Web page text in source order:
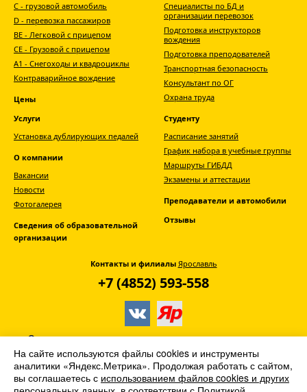
С - грузовой автомобиль
D - перевозка пассажиров
ВЕ - Легковой с прицепом
СЕ - Грузовой с прицепом
A1 - Снегоходы и квадроциклы
Контраварийное вождение
Цены
Услуги
Установка дублирующих педалей
О компании
Вакансии
Новости
Фотогалерея
Сведения об образовательной
организации
Специалисты по БД и
организации перевозок
Подготовка инструкторов
вождения
Подготовка преподователей
Транспортная безопасность
Консультант по ОГ
Охрана труда
Студенту
Расписание занятий
График набора в учебные группы
Маршруты ГИБДД
Экзамены и аттестации
Преподаватели и автомобили
Отзывы
Контакты и филиалы Ярославль
+7 (4852) 593-558
© АНО ДПО «Главная дорога» -
Ярославля
2013–2026. Все права защищены
На сайте используются файлы cookies и инструменты
аналитики «Яндекс.Метрика». Продолжая работать с сайтом,
вы соглашаетесь с использованием файлов cookies и других